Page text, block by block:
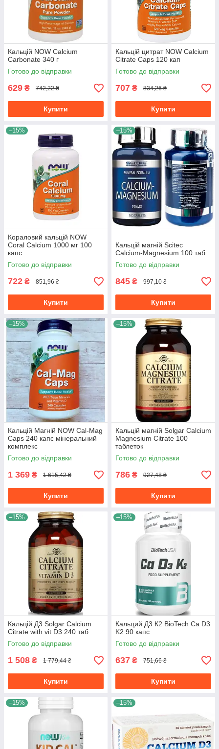
Кальцій NOW Calcium
Carbonate 340 г
Готово до відправки
629 ₴ 742,22 ₴
Купити
Кальцій цитрат NOW Calcium
Citrate Caps 120 кап
Готово до відправки
707 ₴ 834,26 ₴
Купити
–15%
Кораловий кальцій NOW
Coral Calcium 1000 мг 100
капс
Готово до відправки
722 ₴ 851,96 ₴
Купити
–15%
Кальцій магній Scitec
Calcium-Magnesium 100 таб
Готово до відправки
845 ₴ 997,10 ₴
Купити
–15%
Кальцій Магній NOW Cal-Mag
Caps 240 капс мінеральний
комплекс
Готово до відправки
1 369 ₴ 1 615,42 ₴
Купити
–15%
Кальцій магній Solgar Calcium
Magnesium Citrate 100
таблеток
Готово до відправки
786 ₴ 927,48 ₴
Купити
–15%
Кальцій Д3 Solgar Calcium
Citrate with vit D3 240 таб
Готово до відправки
1 508 ₴ 1 779,44 ₴
Купити
–15%
Кальций Д3 К2 BioTech Ca D3
K2 90 капс
Готово до відправки
637 ₴ 751,66 ₴
Купити
–15% –15%